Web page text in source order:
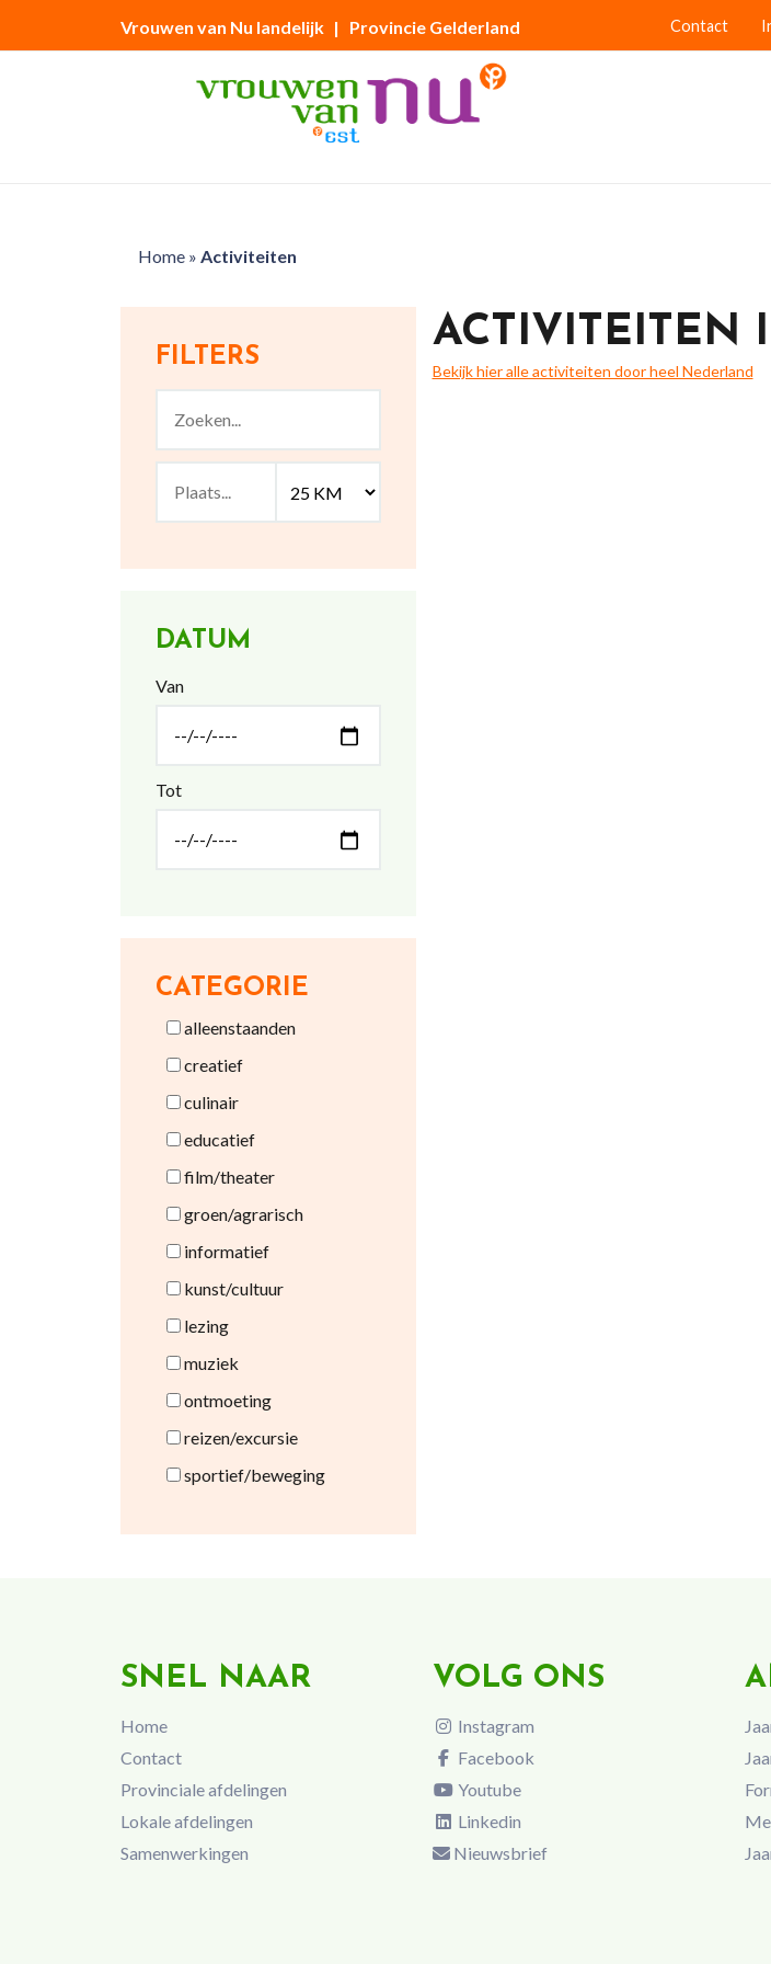
Vrouwen van Nu landelijk | Provincie Gelderland Contact
Home» Activiteiten
FILTERS
DATUM
Van
Tot
CATEGORIE
alleenstaanden
creatief
culinair
educatief
film/theater
groen/agrarisch
informatief
kunst/cultuur
lezing
muziek
ontmoeting
reizen/excursie
sportief/beweging
ACTIVITEITEN
Bekijk hier alle activiteiten door heel Nederland
SNEL NAAR
Home
Contact
Provinciale afdelingen
Lokale afdelingen
Samenwerkingen
VOLG ONS
Instagram
Facebook
Youtube
Linkedin
Nieuwsbrief